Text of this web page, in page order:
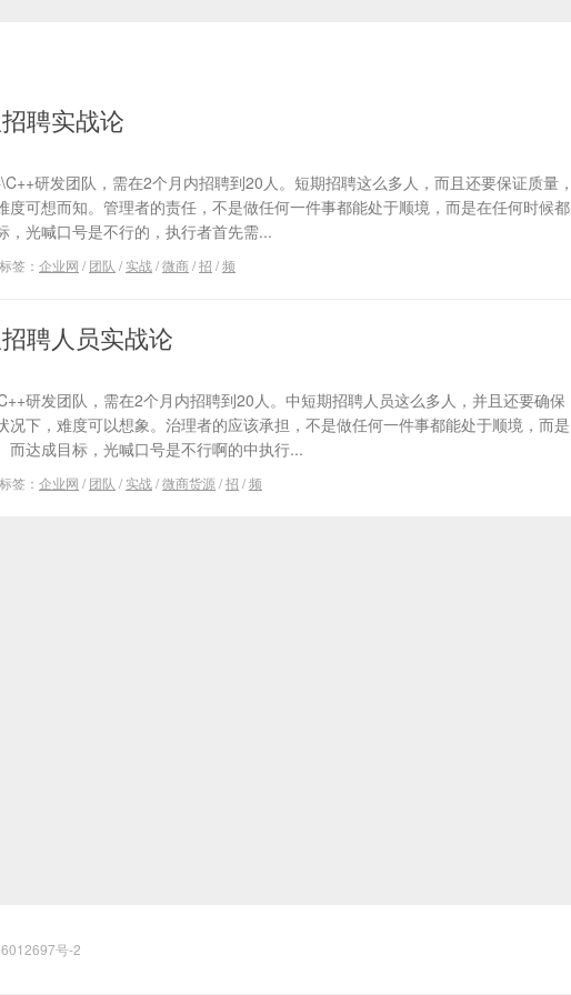
聘实战论
研发团队，需在2个月内招聘到20人。短期招聘这么多人，而且还要保证质量，
度可想而知。管理者的责任，不是做任何一件事都能处于顺境，而是在任何时候都
，光喊口号是不行的，执行者首先需...
标签： 企业网 / 团队 / 实战/微商/招 /频
聘人员实战论
研发团队，需在2个月内招聘到20人。中短期招聘人员这么多人，并且还要确保
况下，难度可以想象。治理者的应该承担，不是做任何一件事都能处于顺境，而是
而达成目标，光喊口号是不行啊的中执行...
标签： 企业网 / 团队 / 实战/微商货源 /招 /频
号-2